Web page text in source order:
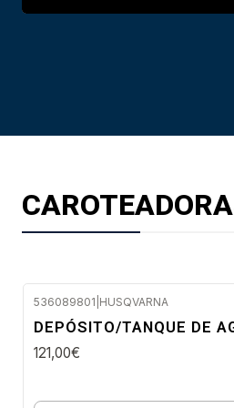
536089801 HUSQVARNA
DEPÓSITO/TANQUE DE
121,00€